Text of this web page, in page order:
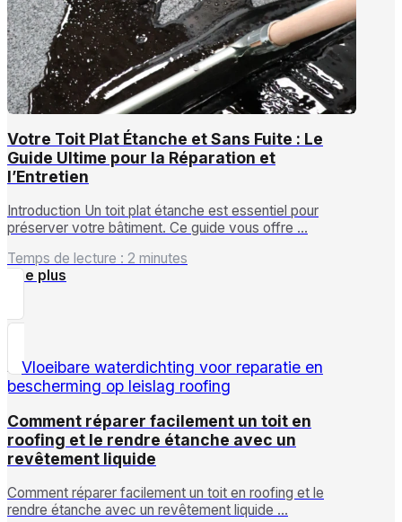
Votre Toit Plat Étanche et Sans Fuite : Le
Guide Ultime pour la Réparation et
l’Entretien
Introduction Un toit plat étanche est essentiel pour
préserver votre bâtiment. Ce guide vous offre …
Temps de lecture : 2 minutes
Lire plus
Comment réparer facilement un toit en
roofing et le rendre étanche avec un
revêtement liquide
Comment réparer facilement un toit en roofing et le
rendre étanche avec un revêtement liquide …